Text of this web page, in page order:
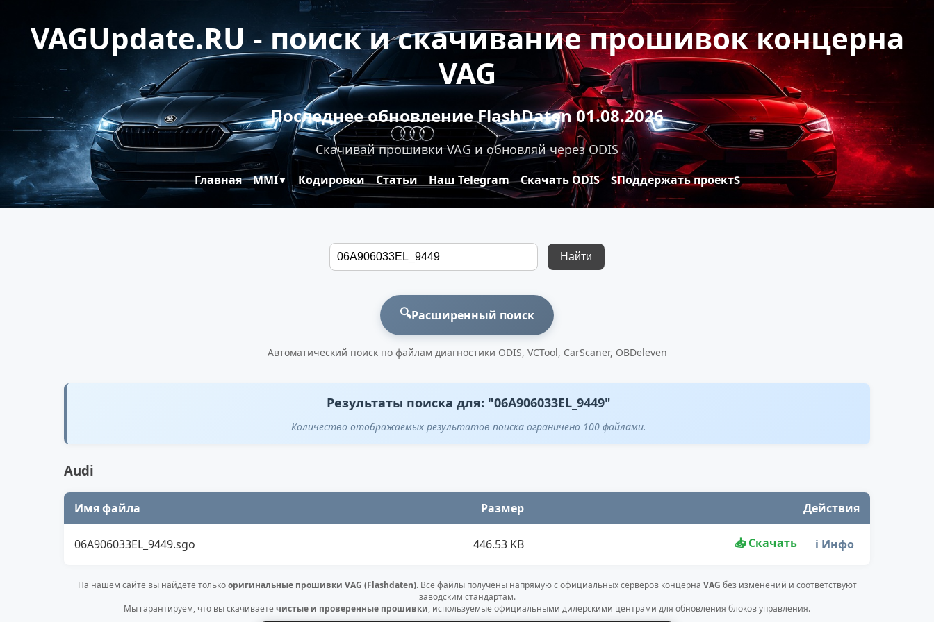
VAGUpdate.RU - поиск и скачивание прошивок концерна
VAG
Последнее обновление FlashDaten 01.08.2026
Скачивай прошивки VAG и обновляй через ODIS
Главная MMI▼ Кодировки Статьи Наш Telegram Скачать ODIS $Поддержать проект$
Найти
🔍Расширенный поиск
Автоматический поиск по файлам диагностики ODIS, VCTool, CarScaner, OBDeleven
Результаты поиска для: "06A906033EL_9449"
Количество отображаемых результатов поиска ограничено 100 файлами.
Audi
Имя файла Размер Действия
06A906033EL_9449.sgo 446.53 KB 📥 Скачать ℹ️ Инфо
На нашем сайте вы найдете толькооригинальные прошивки VAG (Flashdaten). Все файлы получены напрямую с официальных серверов концерна VAG без изменений и соответствуют
заводским стандартам.
Мы гарантируем, что вы скачиваете чистые и проверенные прошивки, используемые официальными дилерскими центрами для обновления блоков управления.